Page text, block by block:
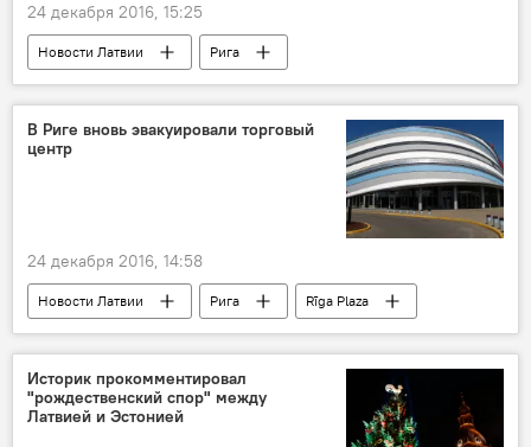
24 декабря 2016, 15:25
Новости Латвии Рига
В Риге вновь эвакуировали торговый
центр
24 декабря 2016, 14:58
Новости Латвии Рига Rīga Plaza
Историк прокомментировал
"рождественский спор" между
Латвией и Эстонией